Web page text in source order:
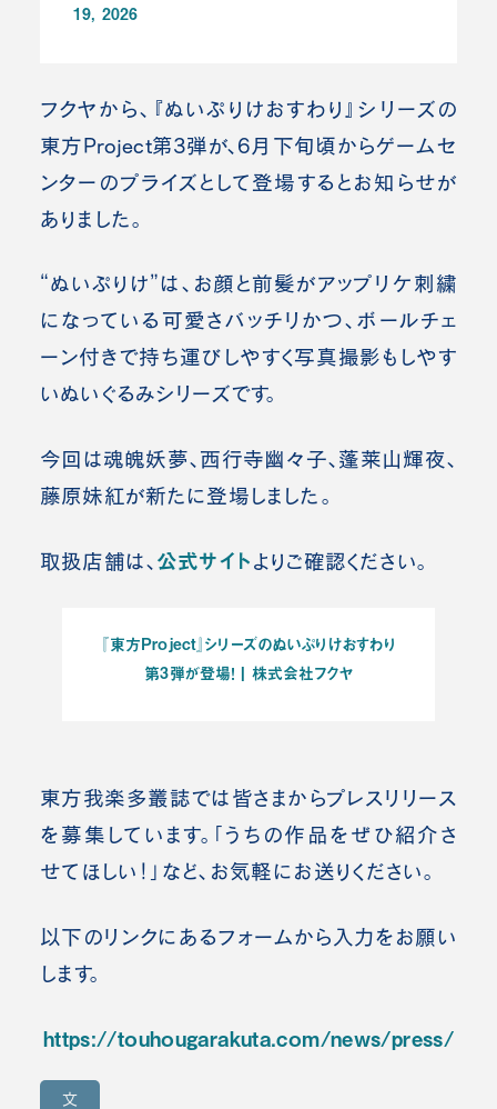
19, 2026
フクヤから、『ぬいぷりけおすわり』シリーズの
東方Project第3弾が、6月下旬頃からゲームセ
ンターのプライズとして登場するとお知らせが
ありました。
“ぬいぷりけ”は、お顔と前髪がアップリケ刺繍
になっている可愛さバッチリかつ、ボールチェ
ーン付きで持ち運びしやすく写真撮影もしやす
いぬいぐるみシリーズです。
今回は魂魄妖夢、西行寺幽々子、蓬莱山輝夜、
藤原妹紅が新たに登場しました。
取扱店舗は、 公式サイト よりご確認ください。
『東方Project』シリーズのぬいぷりけおすわり
第3弾が登場！ | 株式会社フクヤ
東方我楽多叢誌では皆さまからプレスリ リース
を募集しています。「うちの作品をぜひ紹介さ
せてほしい！」など、お気軽にお送りください。
以下のリンクにあるフォームから入力をお願い
します。
https://touhougarakuta.com/news/press/
文